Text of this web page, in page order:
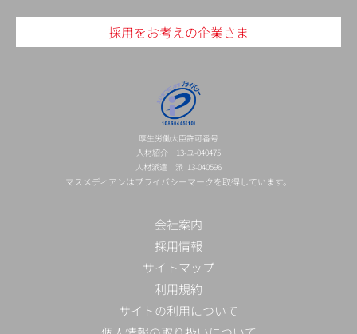
採用をお考えの企業さま
厚生労働大臣許可番号
人材紹介 13-ユ-040475
人材派遣 派 13-040596
マスメディアンはプライバシーマークを取得しています。
会社案内
採用情報
サイトマップ
利用規約
サイトの利用について